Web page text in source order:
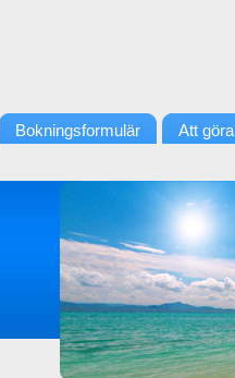
Bokningsformulär Att göra